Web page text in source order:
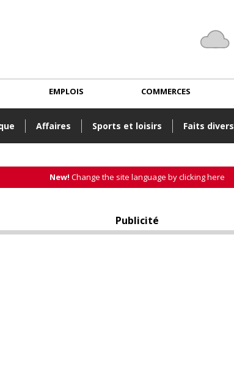
Affaires Sports et loisirs Faits divers
EMPLOIS COMMERCES
New! Change the site language by clicking here
Publicité